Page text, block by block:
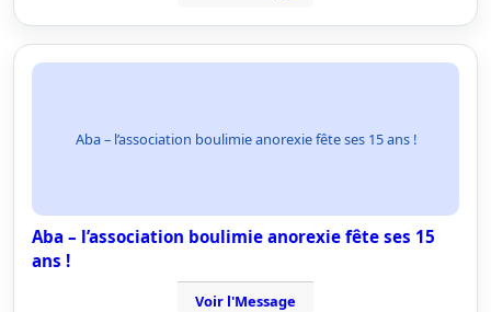
Aba – l’association boulimie anorexie fête ses 15 ans !
Aba – l’association boulimie anorexie fête ses 15
ans !
Voir l'Message